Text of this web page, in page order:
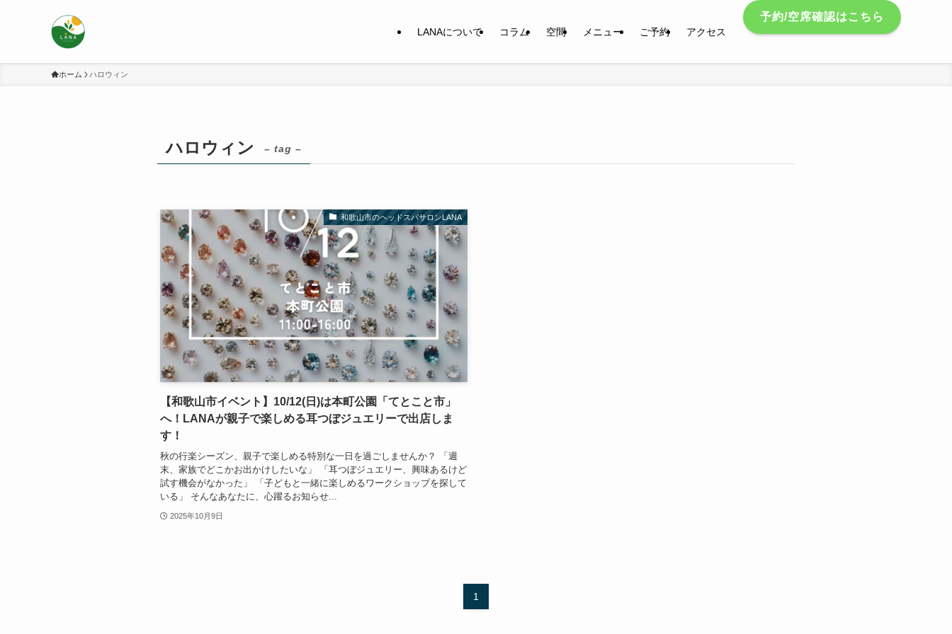
LANAについて コラム 空間 メニュー ご予約 アクセス
予約/空席確認はこちら
ホーム ハロウィン
ハロウィン – tag –
和歌山市のヘッドスパサロンLANA
【和歌山市イベント】10/12(日)は本町公園「てとこと市」
へ！LANAが親子で楽しめる耳つぼジュエリーで出店しま
す！
秋の行楽シーズン、親子で楽しめる特別な一日を過ごしませんか？ 「週
末、家族でどこかお出かけしたいな」 「耳つぼジュエリー、興味あるけど
試す機会がなかった」 「子どもと一緒に楽しめるワークショップを探して
いる」 そんなあなたに、心躍るお知らせ...
2025年10月9日
1